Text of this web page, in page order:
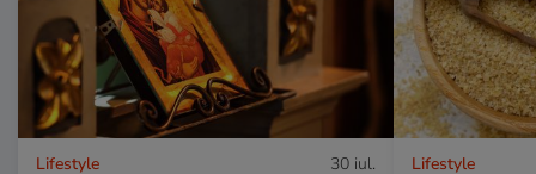
Lifestyle 30 iul. Lifestyle